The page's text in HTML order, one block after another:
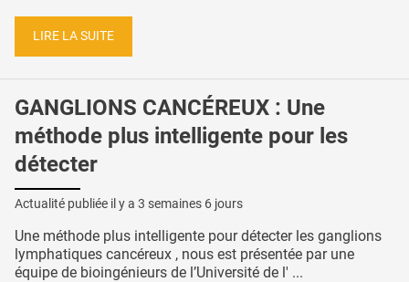
LIRE LA SUITE
GANGLIONS CANCÉREUX : Une
méthode plus intelligente pour les
détecter
Actualité publiée il y a 3 semaines 6 jours
Une méthode plus intelligente pour détecter les ganglions
lymphatiques cancéreux , nous est présentée par une
équipe de bioingénieurs de l’Université de l' ...